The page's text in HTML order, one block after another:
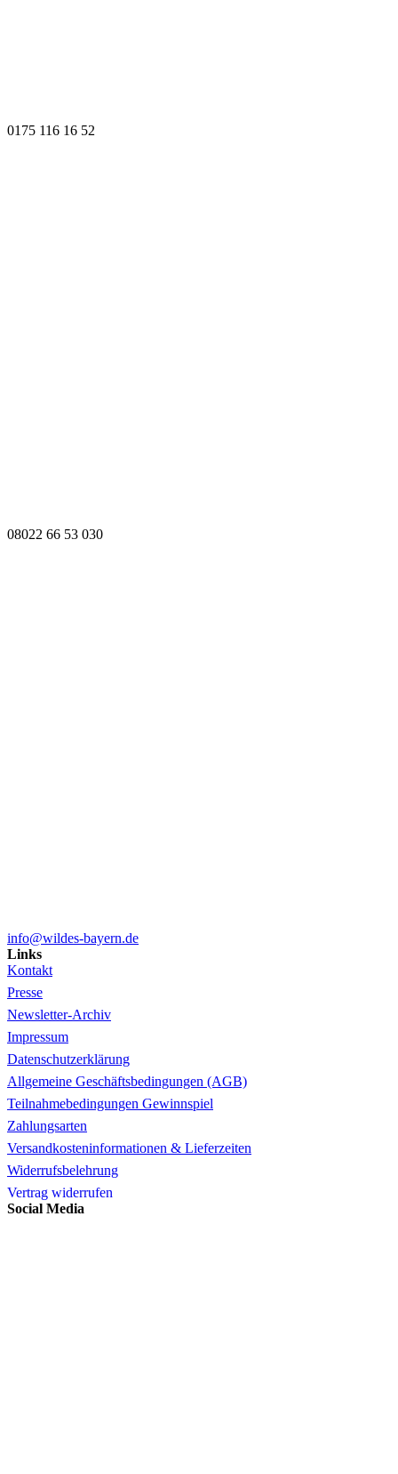
0175 116 16 52
08022 66 53 030
info@wildes-bayern.de
Links
Kontakt
Presse
Newsletter-Archiv
Impressum
Datenschutzerklärung
Allgemeine Geschäftsbedingungen (AGB)
Teilnahmebedingungen Gewinnspiel
Zahlungsarten
Versandkosteninformationen & Lieferzeiten
Widerrufsbelehrung
Vertrag widerrufen
Social Media